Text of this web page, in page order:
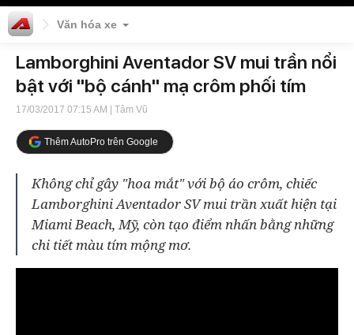
Văn hóa xe
Lamborghini Aventador SV mui trần nổi
bật với "bộ cánh" mạ crôm phối tím
17/03/2017 07:15 AM | Tâm Vũ
Thêm AutoPro trên Google
Không chỉ gây "hoa mắt" với bộ áo crôm, chiếc
Lamborghini Aventador SV mui trần xuất hiện tại
Miami Beach, Mỹ, còn tạo điểm nhấn bằng những
chi tiết màu tím mộng mơ.